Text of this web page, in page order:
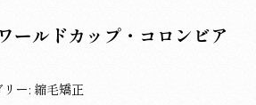
ルドカップ・コロンビア
リー: 縮毛矯正